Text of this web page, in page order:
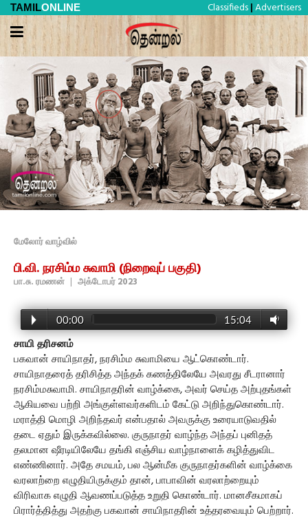
TAMILONLINE Classifieds | Advertisers
மேலோர் வாழ்வில்
பி.வி. நரசிம்ம சுவாமி (நிறைவுப் பகுதி)
பா.சு. ரமணன் | அக்டோபர் 2023
00:00 15:04
சாயி தரிசனம்
பகவான் சாயிநாதர், நரசிம்ம சுவாமியை ஆட்கொண்டார்.
சாயிநாதரைத் தரிசித்த அந்தக் கணத்திலேயே அவரது சீடரானார்
நரசிம்மசுவாமி. சாயிநாதரின் வாழ்க்கை, அவர் செய்த அற்புதங்கள்
ஆகியவை பற்றி அங்குள்ளவர்களிடம் கேட்டு அறிந்துகொண்டார்.
மராத்தி மொழி அறிந்தவர் என்பதால் அவருக்கு உரையாடுவதில்
தடை ஏதும் இருக்கவில்லை. குருநாதர் வாழ்ந்த அந்தப் புனிதத்
தலமான ஷீரடியிலேயே தங்கி எஞ்சிய வாழ்நாளைக் கழித்துவிட
எண்ணினார். அதே சமயம், பல ஆன்மீக குருநாதர்களின் வாழ்க்கை
வரலாற்றை எழுதியிருக்கும் தான், பாபாவின் வரலாற்றையும்
விரிவாக எழுதி ஆவணப்படுத்த உறுதி கொண்டார். மானசீகமாகப்
பிரார்த்தித்து அதற்கு பகவான் சாயிநாதரின் உத்தரவையும் பெற்றார்.